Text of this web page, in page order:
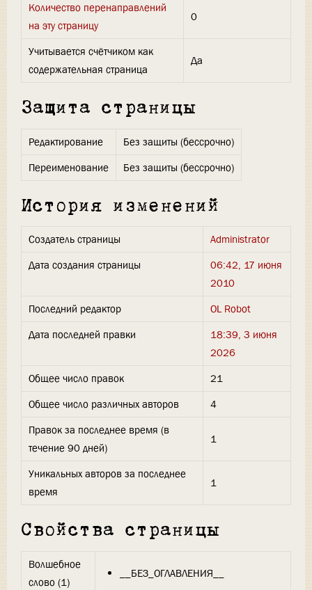
Количество перенаправлений
на эту страницу
0
Учитывается счётчиком как
содержательная страница
Да
Защита страницы
Редактирование
Без защиты (бессрочно)
Переименование
Без защиты (бессрочно)
История изменений
Создатель страницы
Administrator
Дата создания страницы
06:42, 17 июня
2010
Последний редактор
OL Robot
Дата последней правки
18:39, 3 июня
2026
Общее число правок
21
Общее число различных авторов
4
Правок за последнее время (в
течение 90 дней)
1
Уникальных авторов за последнее
время
1
Свойства страницы
Волшебное
слово (1)
__БЕЗ_ОГЛАВЛЕНИЯ__